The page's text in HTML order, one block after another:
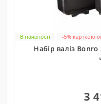
В наявності -5% карткою
Набір валіз
3